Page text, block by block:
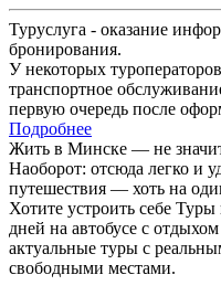
Туруслуга - оказание
бронирования.
У некоторых
транспортное
первую очередь после
Подробнее
Жить в Минске — не
Наоборот: отсюда легко и
путешествия — хоть на
Хотите устроить себе
дней на автобусе с
актуальные туры с
свободными местами.